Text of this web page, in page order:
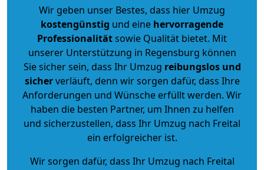
Wir geben unser Bestes, dass hier Umzug
kostengünstig und eine hervorragende
Professionalitätsowie Qualität bietet. Mit
unserer Unterstützung in Regensburg können
Sie sicher sein, dass Ihr Umzug reibungslos und
sicherverläuft, denn wir sorgen dafür, dass Ihre
Anforderungen und Wünsche erfüllt werden. Wir
haben die besten Partner, um Ihnen zu helfen
und sicherzustellen, dass Ihr Umzug nach Freital
ein erfolgreicher ist.
Wir sorgen dafür, dass Ihr Umzug nach Freital